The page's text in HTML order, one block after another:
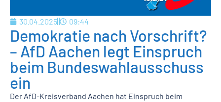
30.04.2025 09:44
Demokratie nach Vorschrift?
– AfD Aachen legt Einspruch
beim Bundeswahlausschuss
ein
Der AfD-Kreisverband Aachen hat Einspruch beim